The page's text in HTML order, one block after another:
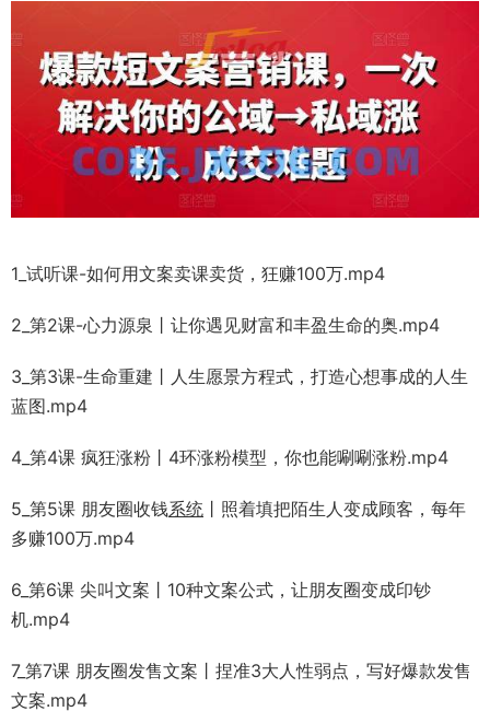
1_试听课-如何用文案卖课卖货，狂赚100万.mp4
2_第2课-心力源泉丨让你遇见财富和丰盈生命的奥.mp4
3_第3课-生命重建丨人生愿景方程式，打造心想事成的人生
蓝图.mp4
4_第4课 疯狂涨粉丨4环涨粉模型，你也能唰唰涨粉.mp4
5_第5课 朋友圈收钱系统 丨照着填把陌生人变成顾客，每年
多赚100万.mp4
6_第6课 尖叫文案丨10种文案公式，让朋友圈变成印钞
机.mp4
7_第7课 朋友圈发售文案丨捏准3大人性弱点，写好爆款发售
文案.mp4